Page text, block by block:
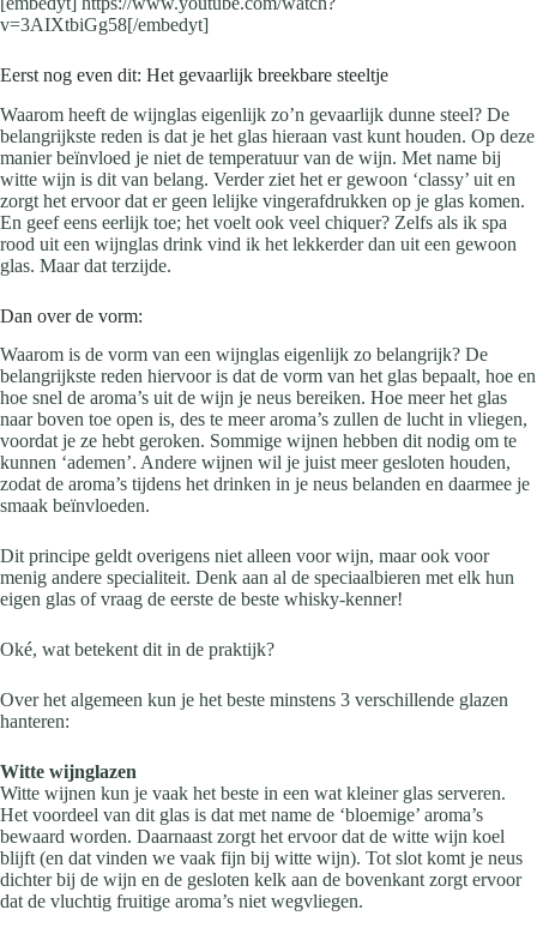
v=3AIXtbiGg58[/embedyt]
Eerst nog even dit: Het gevaarlijk breekbare steeltje
Waarom heeft de wijnglas eigenlijk zo’n gevaarlijk dunne steel? De
belangrijkste reden is dat je het glas hieraan vast kunt houden. Op deze
manier beïnvloed je niet de temperatuur van de wijn. Met name bij
witte wijn is dit van belang. Verder ziet het er gewoon ‘classy’ uit en
zorgt het ervoor dat er geen lelijke vingerafdrukken op je glas komen.
En geef eens eerlijk toe; het voelt ook veel chiquer? Zelfs als ik spa
rood uit een wijnglas drink vind ik het lekkerder dan uit een gewoon
glas. Maar dat terzijde.
Dan over de vorm:
Waarom is de vorm van een wijnglas eigenlijk zo belangrijk? De
belangrijkste reden hiervoor is dat de vorm van het glas bepaalt, hoe en
hoe snel de aroma’s uit de wijn je neus bereiken. Hoe meer het glas
naar boven toe open is, des te meer aroma’s zullen de lucht in vliegen,
voordat je ze hebt geroken. Sommige wijnen hebben dit nodig om te
kunnen ‘ademen’. Andere wijnen wil je juist meer gesloten houden,
zodat de aroma’s tijdens het drinken in je neus belanden en daarmee je
smaak beïnvloeden.
Dit principe geldt overigens niet alleen voor wijn, maar ook voor
menig andere specialiteit. Denk aan al de speciaalbieren met elk hun
eigen glas of vraag de eerste de beste whisky-kenner!
Oké, wat betekent dit in de praktijk?
Over het algemeen kun je het beste minstens 3 verschillende glazen
hanteren:
Witte wijnglazen
Witte wijnen kun je vaak het beste in een wat kleiner glas serveren.
Het voordeel van dit glas is dat met name de ‘bloemige’ aroma’s
bewaard worden. Daarnaast zorgt het ervoor dat de witte wijn koel
blijft (en dat vinden we vaak fijn bij witte wijn). Tot slot komt je neus
dichter bij de wijn en de gesloten kelk aan de bovenkant zorgt ervoor
dat de vluchtig fruitige aroma’s niet wegvliegen.